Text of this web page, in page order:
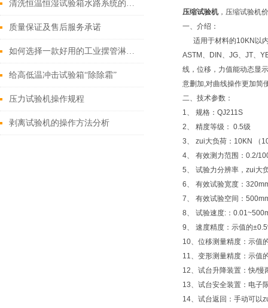
清洗恒温恒湿试验箱水路系统的妙招
质量保证及售后服务承诺
如何选择一款好用的工业摆管淋雨试验机？
给高低温冲击试验箱“除除霜”
压力试验机操作规程
剥离试验机的操作方法分析
压缩试验机，压缩试验机
一、 介绍：
适用于材料的10KN以内
ASTM、DIN、JG、JT、
线，位移，力值能动态显
意删加,对曲线操作更加简
二、 技术参数：
1、 规格：QJ211S
2、 精度等级： 0.5级
3、 zui大负荷：10KN （
4、 有效测力范围：0.2/
5、 试验力分辨率，zui大
6、 有效试验宽度：
7、 有效试验空间：
8、 试验速度:：
9、 速度精度：示值的
10、位移测量精度：示值
11、变形测量精度：示值
12、试台升降装置：快/慢
13、试台安全装置：电子
14、试台返回：手动可以